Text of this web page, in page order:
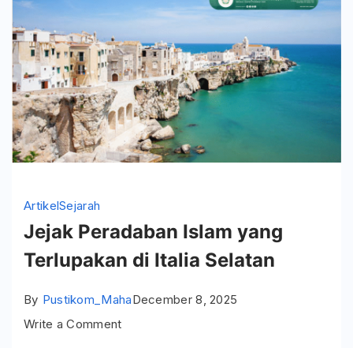
ArtikelSejarah
Jejak Peradaban Islam yang
Terlupakan di Italia Selatan
By Pustikom_MahaDecember 8, 2025
Write a Commenton